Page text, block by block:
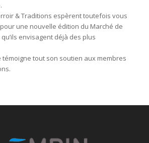
& Traditions espèrent toutefois vous
une nouvelle édition du Marché de
envisagent déjà des plus
témoigne tout son soutien aux membres